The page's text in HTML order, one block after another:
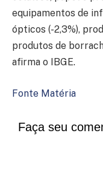
equipamentos de
ópticos (-2,3%),
produtos de
afirma o IBGE.
Fonte Matéria
Faça seu